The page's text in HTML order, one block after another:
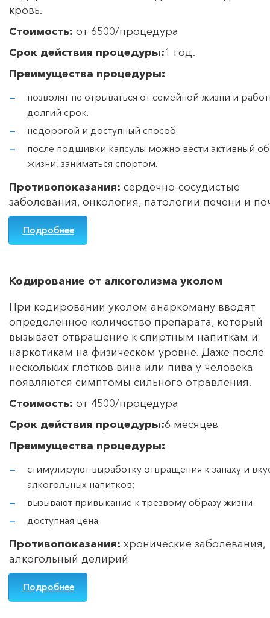
кровь.
Стоимость: от 6500/процедура
Срок действия процедуры:1 год.
Преимущества процедуры:
позволят не отрываться от семейной жизни и
долгий срок.
недорогой и доступный способ
после подшивки капсулы можно вести активный
жизни, заниматься спортом.
Противопоказания: сердечно-сосудистые
заболевания, онкология, патологии печени и
Подробнее
Кодирование от алкоголизма уколом
При кодировании уколом анаркоману вводят
определенное количество препарата, который
вызывает отвращение к спиртным напиткам и
наркотикам на физическом уровне. Даже после
нескольких глотков вина или пива у человека
появляются симптомы сильного отравления.
Стоимость: от 4500/процедура
Срок действия процедуры:6 месяцев
Преимущества процедуры:
стимулируют выработку отвращения к запаху и
алкогольных напитков;
вызывают привыкание к трезвому образу жизни
доступная цена
Противопоказания: хронические заболевания,
алкогольный делирий
Подробнее